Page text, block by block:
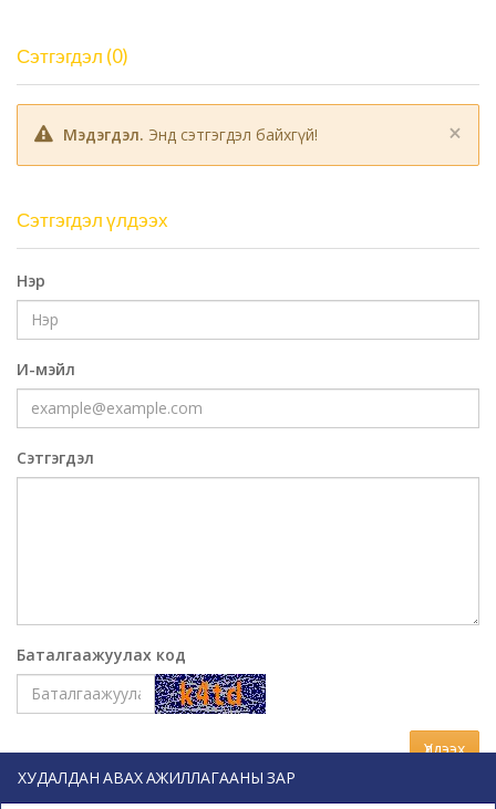
Сэтгэгдэл (0)
×
Мэдэгдэл. Энд сэтгэгдэл байхгүй!
Сэтгэгдэл үлдээх
Нэр
И-мэйл
Сэтгэгдэл
Баталгаажуулах код
Үлдээх
ХУДАЛДАН АВАХ АЖИЛЛАГААНЫ ЗАР